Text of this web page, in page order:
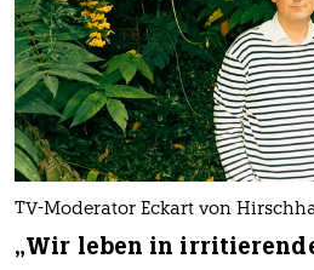
TV-Moderator Eckart von
„Wir leben in